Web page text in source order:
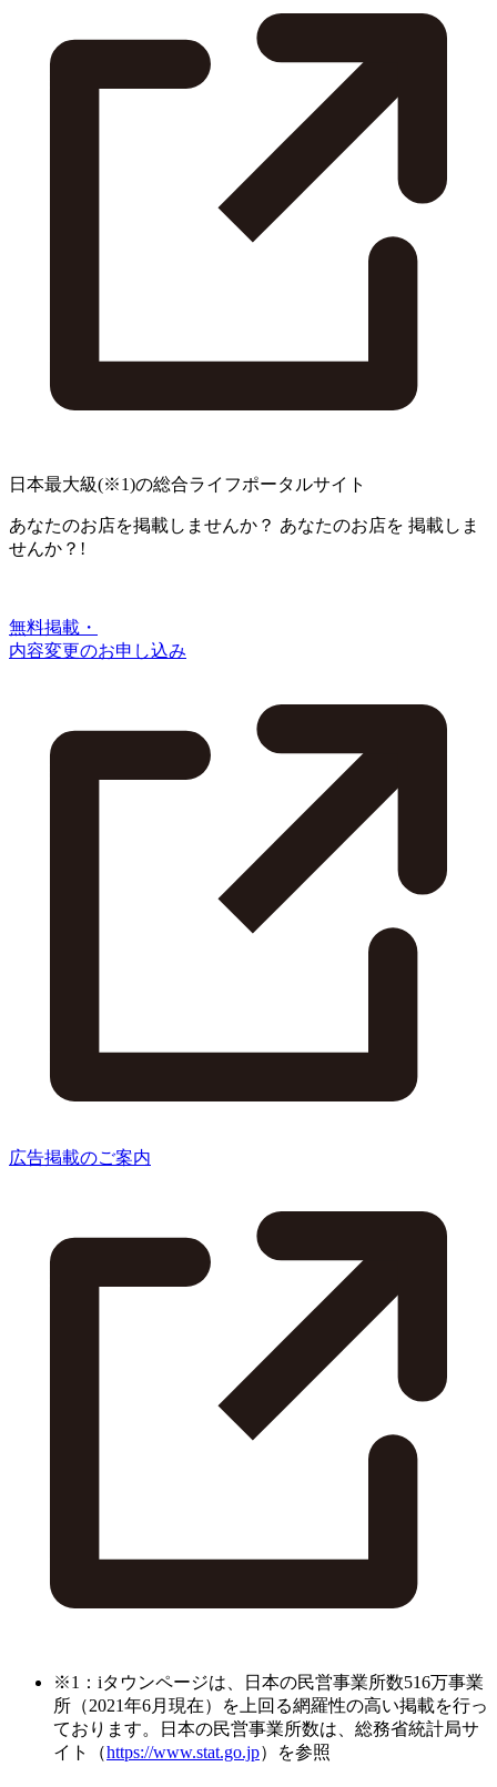
日本最大級(※1)の総合ライフポータルサイト
あなたのお店を掲載しませんか？ あなたのお店を 掲載しま
せんか？!
無料掲載・
内容変更のお申し込み
広告掲載のご案内
※1：iタウンページは、日本の民営事業所数516万事業
所（2021年6月現在）を上回る網羅性の高い掲載を行っ
ております。日本の民営事業所数は、総務省統計局サ
イト（https://www.stat.go.jp）を参照